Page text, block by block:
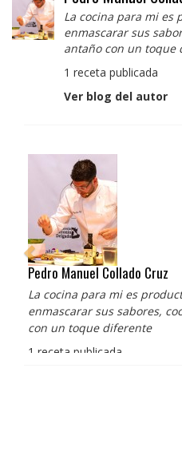
La cocina para mi es
enmascarar sus
antaño con un toque
1 receta publicada
Ver blog del autor
Pedro Manuel Collado Cruz
La cocina para mi es
enmascarar sus sabores,
con un toque diferente
1 receta publicada